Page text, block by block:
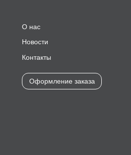
О нас
Новости
Контакты
Оформление заказа